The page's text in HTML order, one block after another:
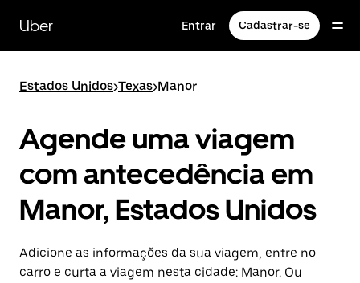
para
conteúdo
Uber Entrar Cadastrar-se
Estados Unidos>Texas>Manor
Agende uma viagem
com antecedência em
Manor, Estados Unidos
Adicione as informações da sua viagem, entre no
carro e curta a viagem nesta cidade: Manor. Ou